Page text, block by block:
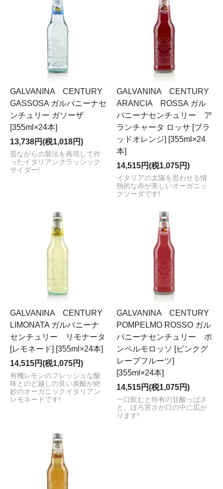
GALVANINA CENTURY
GASSOSA ガルバニーナセ
ンチュリー ガソーザ
[355ml×24本]
13,738円(税1,018円)
昔ながらの製法を再現して作
ったイタリアンクラッシック
サイダー!
GALVANINA CENTURY
ARANCIA ROSSA ガル
バニーナセンチュリー ア
ランチャータ ロッサ [ブラ
ッドオレンジ] [355ml×24
本]
14,515円(税1,075円)
イタリアの太陽を思わせる情
熱的な赤が美しいオーガニッ
クソーダです!
GALVANINA CENTURY
LIMONATA ガルバニーナ
センチュリー リモナータ
[レモネード] [355ml×24本]
14,515円(税1,075円)
有機レモンのフレッシュな酸
味とのど越しの良い炭酸が絶
妙のオーガニックイタリアン
レモネードです!
GALVANINA CENTURY
POMPELMO ROSSO ガル
バニーナセンチュリー ポ
ンペルモロッソ [ピンクグ
レープフルーツ]
[355ml×24本]
14,515円(税1,075円)
一口飲むと特有の甘酸っぱさ
と、ほろ苦さが口の中に広が
ります!